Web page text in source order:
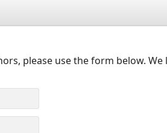
please use the form below.